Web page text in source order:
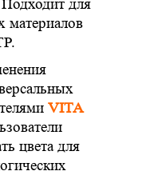
для
материалов
VITA
цвета для